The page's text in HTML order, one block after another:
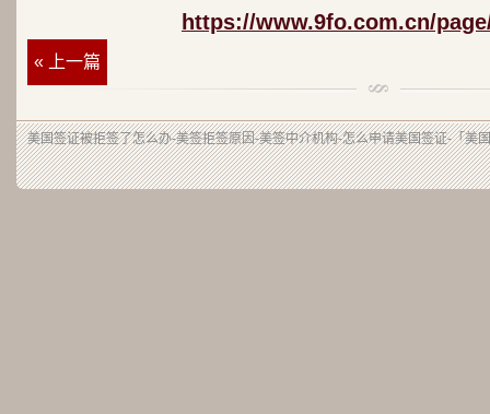
https://www.9fo.com.cn/
« 上一篇
美国签证被拒签了怎么办-美签拒签原因-美签中介机构-怎么申请美国签证-「美